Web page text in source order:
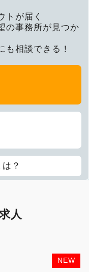
トが届く
の事務所が見つか
相談できる！
？
人
NEW